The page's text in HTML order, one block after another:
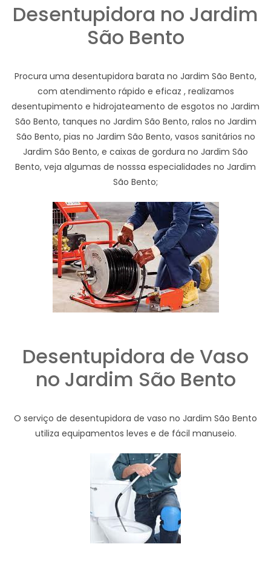
Desentupidora no Jardim
São Bento
Procura uma desentupidora barata no Jardim São Bento,
com atendimento rápido e eficaz , realizamos
desentupimento e hidrojateamento de esgotos no Jardim
São Bento, tanques no Jardim São Bento, ralos no Jardim
São Bento, pias no Jardim São Bento, vasos sanitários no
Jardim São Bento, e caixas de gordura no Jardim São
Bento, veja algumas de nosssa especialidades no Jardim
São Bento;
Desentupidora de Vaso
no Jardim São Bento
O serviço de desentupidora de vaso no Jardim São Bento
utiliza equipamentos leves e de fácil manuseio.